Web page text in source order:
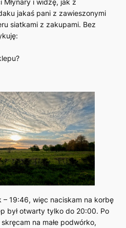
Młynary i widzę, jak z
jakaś pani z zawieszonymi
siatkami z zakupami. Bez
– 19:46, więc naciskam na korbę
był otwarty tylko do 20:00. Po
na małe podwórko,